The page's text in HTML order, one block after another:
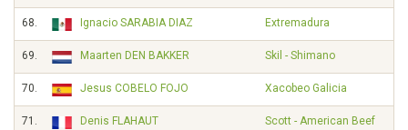
68. Ignacio SARABIA DIAZ Extremadura
69. Maarten DEN BAKKER Skil - Shimano
70. Jesus COBELO FOJO Xacobeo Galicia
71. Denis FLAHAUT Scott - American Beef